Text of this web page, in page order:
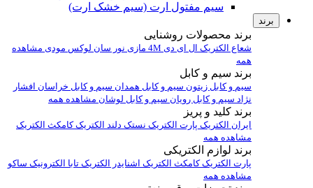
سیم مفتول ارت (سیم خشک ارت)
برند
برند محصولات روشنایی
شعاع الکتریک ال ای دی 4M مازی نور سان لوکس مودی مشاهده
همه
برند سیم و کابل
سیم و کابل زیتون سیم و کابل همدان سیم و کابل خراسان افشار
نژاد سیم و کابل رویان سیم و کابل لوشان مشاهده همه
برند کلید و پریز
ایران الکتریک پارت الکتریک نستک دلند الکتریککامکث الکتریک
مشاهده همه
برند لوازم الکتریکی
پارت الکتریککامکث الکتریک اشنایدر الکتریک تابا الکترونیک ساکو
مشاهده همه